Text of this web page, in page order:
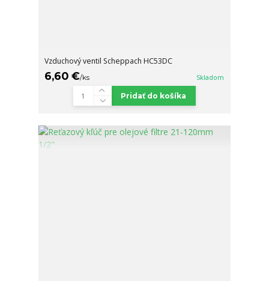
Vzduchový ventil Scheppach HC53DC
6,60 €/ks Skladom
Pridať do košíka